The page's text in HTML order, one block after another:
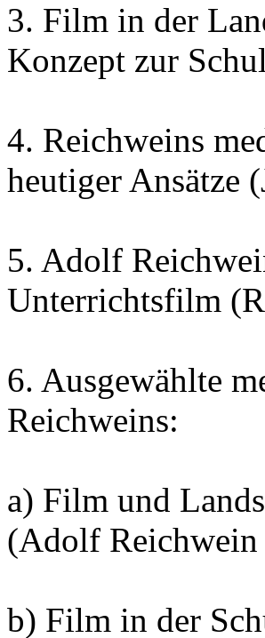
3. Film in der
Konzept zur
4. Reichweins
heutiger Ansätze
5. Adolf
Unterrichtsfilm
6. Ausgewählte
Reichweins:
a) Film und
(Adolf Reichwein
b) Film in der